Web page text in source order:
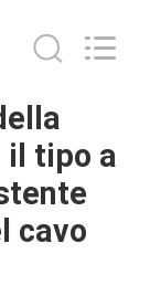
il tipo a
cavo